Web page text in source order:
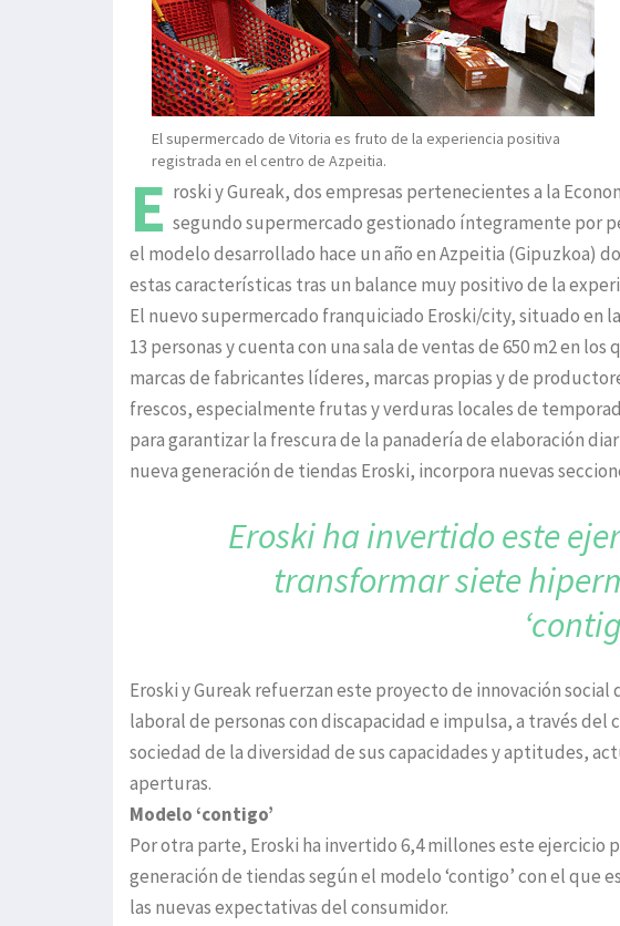
El supermercado de Vitoria es fruto de la experiencia positiva
registrada en el centro de Azpeitia.
E roski y Gureak, dos empresas pertenecientes a la
segundo supermercado gestionado íntegramente por
el modelo desarrollado hace un año en Azpeitia (Gipuzkoa)
estas características tras un balance muy positivo de la
El nuevo supermercado franquiciado Eroski/city, situado en
13 personas y cuenta con una sala de ventas de 650 m2 en
marcas de fabricantes líderes, marcas propias y de
frescos, especialmente frutas y verduras locales de
para garantizar la frescura de la panadería de elaboración
nueva generación de tiendas Eroski, incorpora nuevas
Eroski ha invertido este
transformar siete
Eroski y Gureak refuerzan este proyecto de innovación
laboral de personas con discapacidad e impulsa, a través
sociedad de la diversidad de sus capacidades y aptitudes,
aperturas.
Modelo ‘contigo’
Por otra parte, Eroski ha invertido 6,4 millones este ejercicio
generación de tiendas según el modelo ‘contigo’ con el que
las nuevas expectativas del consumidor.